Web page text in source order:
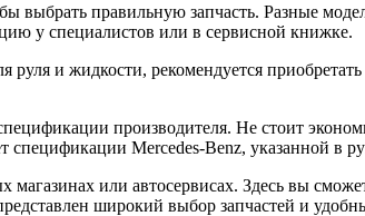
выбрать правильную запчасть. Разные
у специалистов или в сервисной книжке.
и жидкости, рекомендуется
производителя. Не стоит
спецификации Mercedes-Benz, указанной в
или автосервисах. Здесь вы
широкий выбор запчастей и